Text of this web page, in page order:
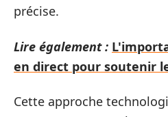
précise.
Lire également :
en direct pour soutenir
Cette approche